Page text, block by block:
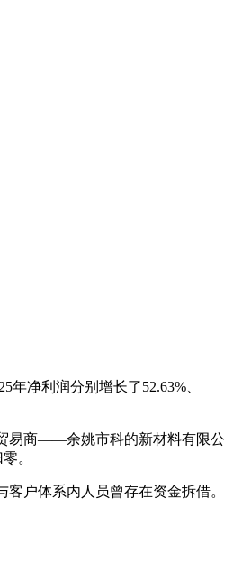
净利润分别增长了52.63%、
易商——余姚市科的新材料有限公
。
户体系内人员曾存在资金拆借。